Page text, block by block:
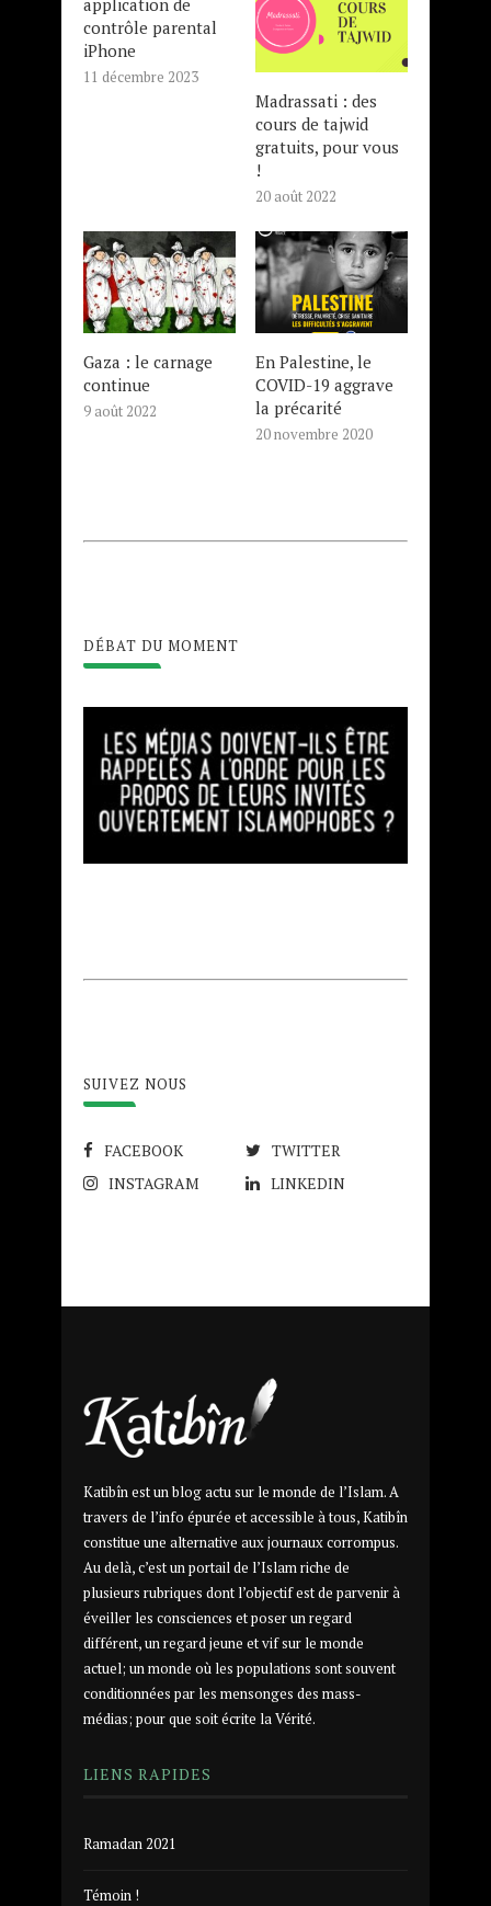
application de
contrôle parental
iPhone
11 décembre 2023
Madrassati : des
cours de tajwid
gratuits, pour vous
!
20 août 2022
Gaza : le carnage
continue
9 août 2022
En Palestine, le
COVID-19 aggrave
la précarité
20 novembre 2020
DÉBAT DU MOMENT
SUIVEZ NOUS
FACEBOOK
TWITTER
INSTAGRAM
LINKEDIN
Katibîn est un blog actu sur le monde de l’Islam. A
travers de l’info épurée et accessible à tous, Katibîn
constitue une alternative aux journaux corrompus.
Au delà, c’est un portail de l’Islam riche de
plusieurs rubriques dont l’objectif est de parvenir à
éveiller les consciences et poser un regard
différent, un regard jeune et vif sur le monde
actuel; un monde où les populations sont souvent
conditionnées par les mensonges des mass-
médias; pour que soit écrite la Vérité.
LIENS RAPIDES
Ramadan 2021
Témoin !